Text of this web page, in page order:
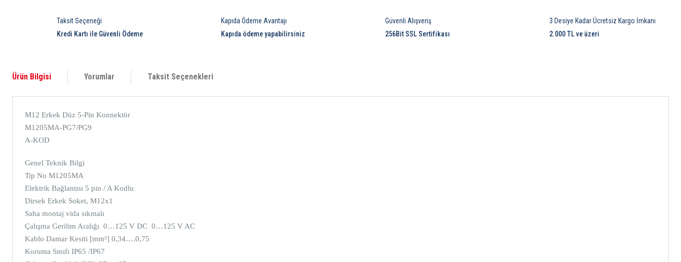
3 Desiye Kadar Ücretsiz Kargo İmkanı
2.000 TL ve üzeri
Kapıda Ödeme Avantajı
Kapıda ödeme yapabilirsiniz
Güvenli Alışveriş
256Bit SSL Sertifikası
Taksit Seçeneği
Kredi Kartı ile Güvenli Ödeme
Ürün Bilgisi Yorumlar Taksit Seçenekleri
M12 Erkek Düz 5-Pin Konnektör
M1205MA-PG7/PG9
A-KOD
Genel Teknik Bilgi
Tip No M1205MA
Elektrik Bağlantısı 5 pin / A Kodlu
Dirsek Erkek Soket, M12x1
Saha montaj vida sıkmalı
Çalışma Gerilim Aralığı 0…125 V DC 0…125 V AC
Kablo Damar Kesiti [mm²] 0,34….0,75
Koruma Sınıfı IP65 /IP67